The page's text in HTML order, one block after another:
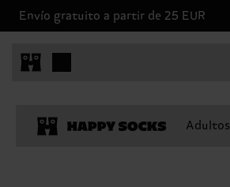
Envío gratuito a partir de 25 EUR
Adultos